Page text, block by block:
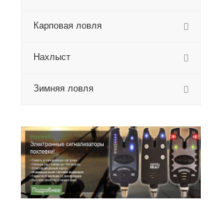
Карповая ловля
Нахлыст
Зимняя ловля